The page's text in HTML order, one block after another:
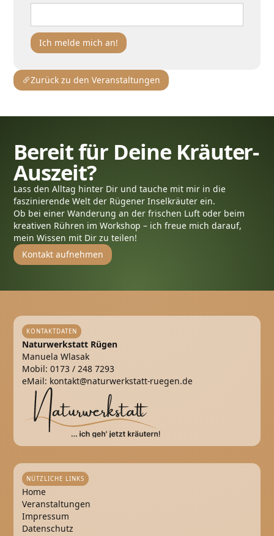
Zurück zu den Veranstaltungen
Bereit für Deine Kräuter-
Auszeit?
Lass den Alltag hinter Dir und tauche mit mir in die
faszinierende Welt der Rügener Inselkräuter ein.
Ob bei einer Wanderung an der frischen Luft oder beim
kreativen Rühren im Workshop – ich freue mich darauf,
mein Wissen mit Dir zu teilen!
Kontakt aufnehmen
KONTAKTDATEN
Naturwerkstatt Rügen
Manuela Wlasak
Mobil:0173 / 248 7293
eMail: kontakt@naturwerkstatt-ruegen.de
NÜTZLICHE LINKS
Home
Veranstaltungen
Impressum
Datenschutz